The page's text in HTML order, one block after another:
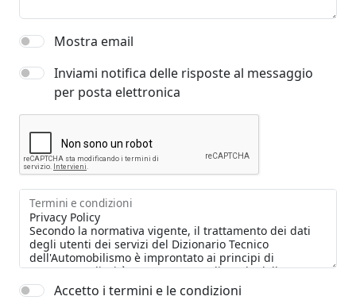
Mostra email
Inviami notifica delle risposte al messaggio
per posta elettronica
Termini e condizioni
Accetto i termini e le condizioni